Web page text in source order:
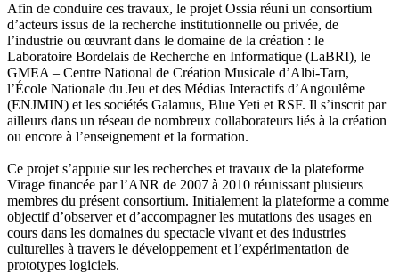
Afin de conduire ces travaux, le projet Ossia réuni un consortium
d’acteurs issus de la recherche institutionnelle ou privée, de
l’industrie ou œuvrant dans le domaine de la création : le
Laboratoire Bordelais de Recherche en Informatique (LaBRI), le
GMEA – Centre National de Création Musicale d’Albi-Tarn,
l’École Nationale du Jeu et des Médias Interactifs d’Angoulême
(ENJMIN) et les sociétés Galamus, Blue Yeti et RSF. Il s’inscrit par
ailleurs dans un réseau de nombreux collaborateurs liés à la création
ou encore à l’enseignement et la formation.
Ce projet s’appuie sur les recherches et travaux de la plateforme
Virage financée par l’ANR de 2007 à 2010 réunissant plusieurs
membres du présent consortium. Initialement la plateforme a comme
objectif d’observer et d’accompagner les mutations des usages en
cours dans les domaines du spectacle vivant et des industries
culturelles à travers le développement et l’expérimentation de
prototypes logiciels.